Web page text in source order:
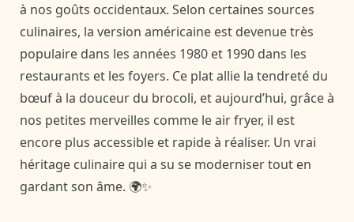
à nos goûts occidentaux. Selon certaines sources
culinaires, la version américaine est devenue très
populaire dans les années 1980 et 1990 dans les
restaurants et les foyers. Ce plat allie la tendreté du
bœuf à la douceur du brocoli, et aujourd’hui, grâce à
nos petites merveilles comme le air fryer, il est
encore plus accessible et rapide à réaliser. Un vrai
héritage culinaire qui a su se moderniser tout en
gardant son âme. 🌍✨